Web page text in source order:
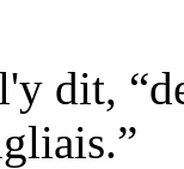
dit,